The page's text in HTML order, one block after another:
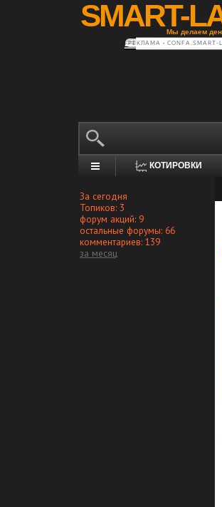
SMART-
Мы делаем
РЕКЛАМА • CONFA.SMART-
КОТИРОВКИ
За сегодня
Топиков: 3
форум акций: 9
остальные форумы: 66
комментариев: 139
за месяц